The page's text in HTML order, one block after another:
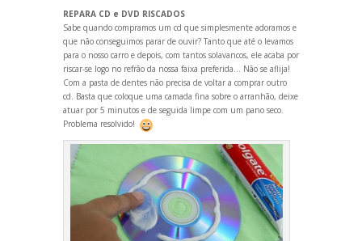
REPARA CD e DVD RISCADOS
Sabe quando compramos um cd que simplesmente adoramos e
que não conseguimos parar de ouvir? Tanto que até o levamos
para o nosso carro e depois, com tantos solavancos, ele acaba por
riscar-se logo no refrão da nossa faixa preferida… Não se aflija!
Com a pasta de dentes não precisa de voltar a comprar outro
cd. Basta que coloque uma camada fina sobre o arranhão, deixe
atuar por 5 minutos e de seguida limpe com um pano seco.
Problema resolvido!